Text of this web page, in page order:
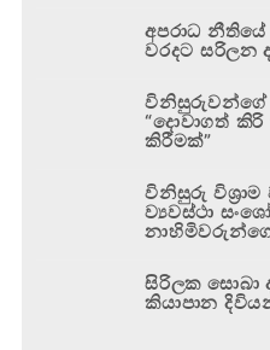
අපරාධ
වරදට සරිලන
විනිසුරුවන්ගේ
“දොවාගත්
කිරීමක්”
විනිසුරු
ව්‍යවස්ථා
සිරිලක සොබා
කියාපාන